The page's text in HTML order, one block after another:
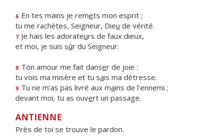
6 En tes mains je remets mon esprit ;
tu me rachètes, Seigneur, Dieu de vérité.
7 Je hais les adorateurs de faux dieux,
et moi, je suis sûr du Seigneur.
8 Ton amour me fait danser de joie :
tu vois ma misère et tu sais ma détresse.
9 Tu ne m'as pas livré aux mains de l'ennemi ;
devant moi, tu as ouvert un passage.
ANTIENNE
Près de toi se trouve le pardon.